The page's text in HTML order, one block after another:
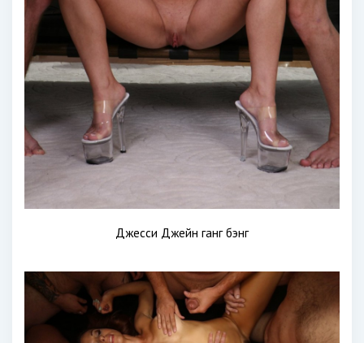
Джесси Джейн ганг бэнг